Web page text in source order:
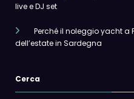
live e DJ set
Perché il noleggio yacht a
dell’estate in Sardegna
Cerca